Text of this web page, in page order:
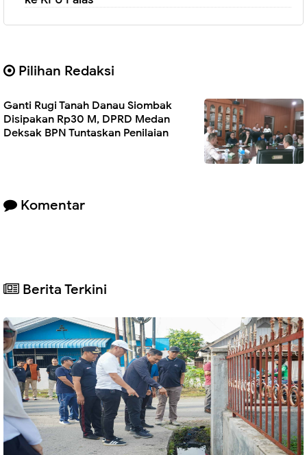
Pilihan Redaksi
Ganti Rugi Tanah Danau Siombak
Disipakan Rp30 M, DPRD Medan
Deksak BPN Tuntaskan Penilaian
Komentar
Berita Terkini